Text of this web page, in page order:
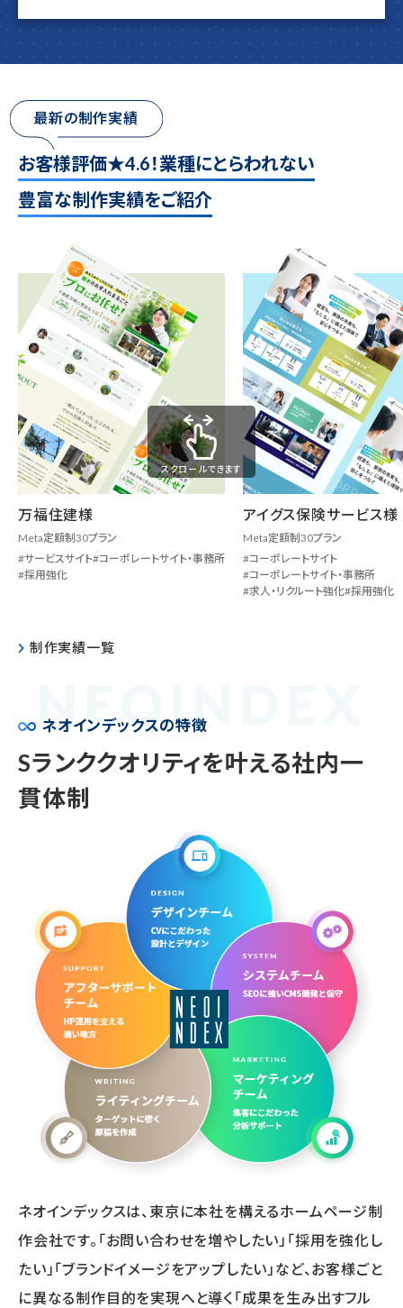
最新の制作実績
お客様評価★4.6！業種にとらわれない
豊富な制作実績をご紹介
万福住建様
Meta定額制30プラン
サービスサイト コーポレートサイト・事務所
採用強化
アイグス保険サービス様
Meta定額制30プラン
コーポレートサイト
コーポレートサイト・事務所
求人・リクルート強化 採用強化
スクロールできます
制作実績一覧
NEOIN
ネオインデックスの特徴
Sランククオリティを叶える社内一
貫体制
ネオインデックスは、東京に本社を構えるホームページ制
作会社です。「お問い合わせを増やしたい」「採用を強化し
たい」「ブランドイメージをアップしたい」など、お客様ごと
に異なる制作目的を実現へと導く「成果を生み出すフル